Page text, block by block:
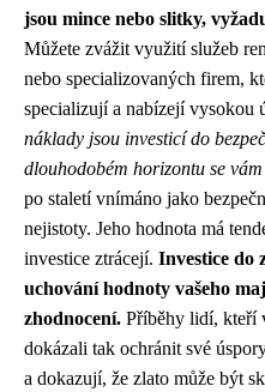
jsou mince nebo slitky,
Můžete zvážit využití služeb
nebo specializovaných firem,
specializují a nabízejí vysokou
náklady jsou investicí do
dlouhodobém horizontu se
po staletí vnímáno jako
nejistoty. Jeho hodnota má
investice ztrácejí. Investice do
uchování hodnoty vašeho
zhodnocení. Příběhy lidí, kteří
dokázali tak ochránit své
a dokazují, že zlato může být